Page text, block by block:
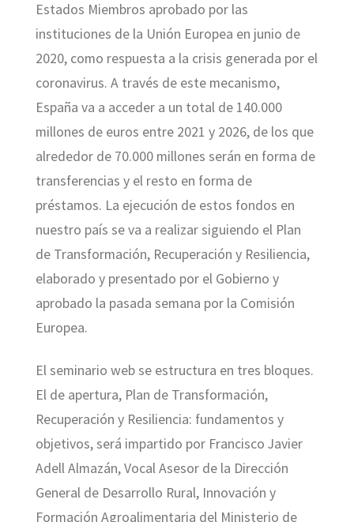
Estados Miembros aprobado por las
instituciones de la Unión Europea en junio de
2020, como respuesta a la crisis generada por el
coronavirus. A través de este mecanismo,
España va a acceder a un total de 140.000
millones de euros entre 2021 y 2026, de los que
alrededor de 70.000 millones serán en forma de
transferencias y el resto en forma de
préstamos. La ejecución de estos fondos en
nuestro país se va a realizar siguiendo el Plan
de Transformación, Recuperación y Resiliencia,
elaborado y presentado por el Gobierno y
aprobado la pasada semana por la Comisión
Europea.
El seminario web se estructura en tres bloques.
El de apertura, Plan de Transformación,
Recuperación y Resiliencia: fundamentos y
objetivos, será impartido por Francisco Javier
Adell Almazán, Vocal Asesor de la Dirección
General de Desarrollo Rural, Innovación y
Formación Agroalimentaria del Ministerio de